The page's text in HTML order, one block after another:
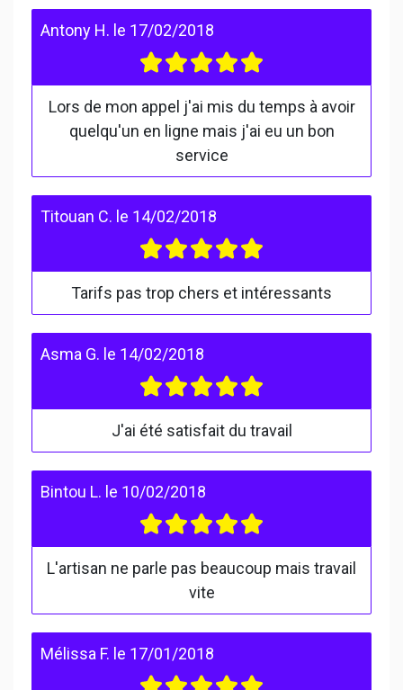
Antony H. le 17/02/2018
Lors de mon appel j'ai mis du temps à avoir
quelqu'un en ligne mais j'ai eu un bon
service
Titouan C. le 14/02/2018
Tarifs pas trop chers et intéressants
Asma G. le 14/02/2018
J'ai été satisfait du travail
Bintou L. le 10/02/2018
L'artisan ne parle pas beaucoup mais travail
vite
Mélissa F. le 17/01/2018